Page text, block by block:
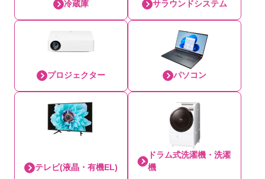
冷蔵庫 サラウンドシステム
プロジェクター パソコン
テレビ(液晶・有機EL)
ドラム式洗濯機・洗濯
機